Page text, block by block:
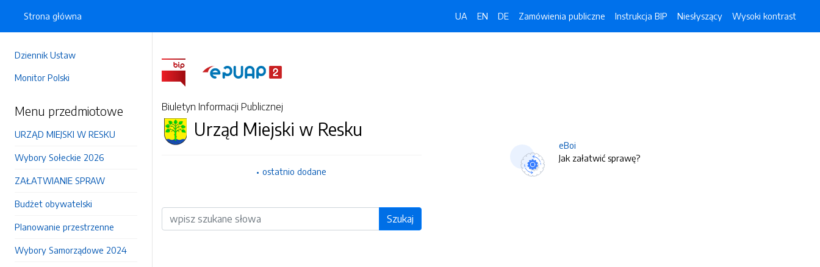
Dziennik Ustaw
Monitor Polski
Menu przedmiotowe
URZĄD MIEJSKI W RESKU
Wybory Sołeckie 2026
ZAŁATWIANIE SPRAW
Budżet obywatelski
Planowanie przestrzenne
Wybory Samorządowe 2024
Strona główna UA EN DE Zamówienia publiczne Instrukcja BIP Niesłyszący Wysoki kontrast
Biuletyn Informacji Publicznej
Urząd Miejski w Resku
ostatnio dodane
Wyszukiwarka Szukaj
eBoi
Jak załatwić sprawę?